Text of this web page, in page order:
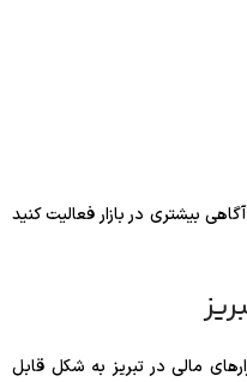
بیشتری در بازار فعالیت کنید
مالی در تبریز به شکل قابل